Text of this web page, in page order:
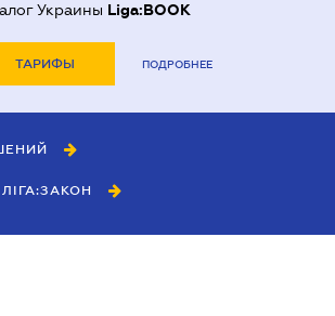
Украины Liga:BOOK
ТАРИФЫ ПОДРОБНЕЕ